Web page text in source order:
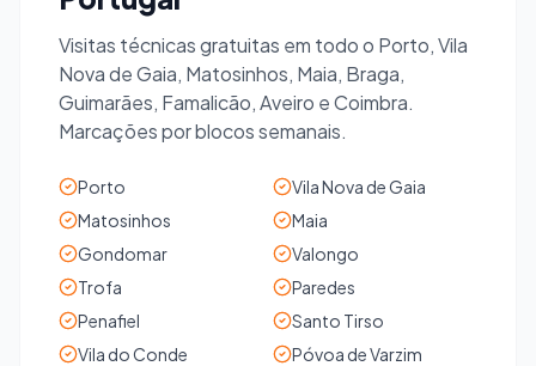
Visitas técnicas gratuitas em todo o Porto, Vila
Nova de Gaia, Matosinhos, Maia, Braga,
Guimarães, Famalicão, Aveiro e Coimbra.
Marcações por blocos semanais.
Porto
Vila Nova de Gaia
Matosinhos
Maia
Gondomar
Valongo
Trofa
Paredes
Penafiel
Santo Tirso
Vila do Conde
Póvoa de Varzim